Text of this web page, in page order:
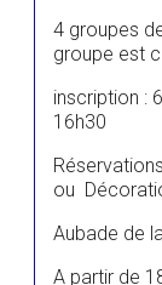
4 groupes
groupe est
inscription :
16h30
ou
Aubade de
A partir de